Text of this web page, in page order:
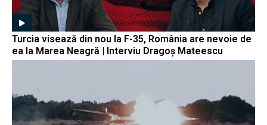
Turcia visează din nou la F-35, România are nevoie de
ea la Marea Neagră | Interviu Dragoș Mateescu